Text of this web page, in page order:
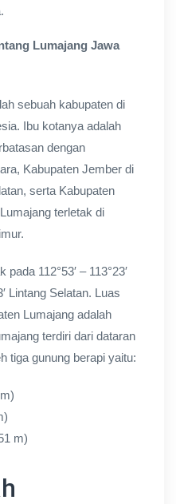
Lumajang Jawa
sebuah kabupaten di
Ibu kotanya adalah
dengan
Kabupaten Jember di
serta Kabupaten
terletak di
112°53′ – 113°23′
Lintang Selatan. Luas
Lumajang adalah
terdiri dari dataran
tiga gunung berapi yaitu:
m)